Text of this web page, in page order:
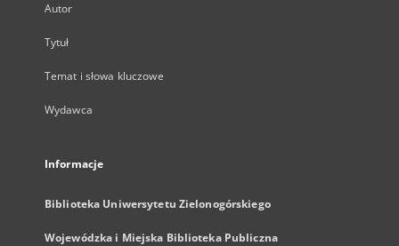
Autor
Tytuł
Temat i słowa kluczowe
Wydawca
Informacje
Biblioteka Uniwersytetu Zielonogórskiego
Wojewódzka i Miejska Biblioteka Publiczna